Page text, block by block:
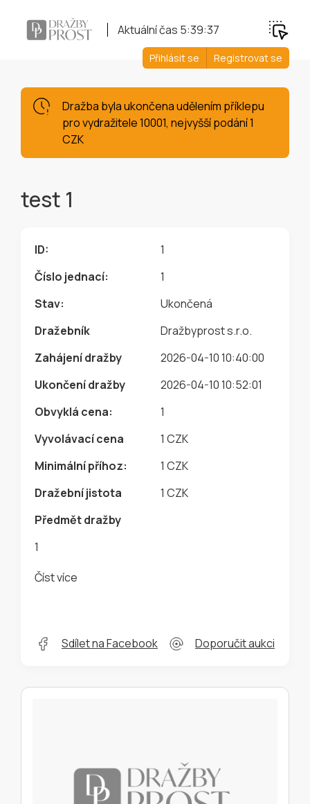
Aktuální čas 5:39:37
Přihlásit se Registrovat se
Dražba byla ukončena udělením příklepu
pro vydražitele 10001, nejvyšší podání 1
CZK
test 1
ID:
1
Číslo jednací:
1
Stav:
Ukončená
Dražebník
Dražbyprost s.r.o.
Zahájení dražby
2026-04-10 10:40:00
Ukončení dražby
2026-04-10 10:52:01
Obvyklá cena:
1
Vyvolávací cena
1 CZK
Minimální příhoz:
1 CZK
Dražební jistota
1 CZK
Předmět dražby
1
Číst více
Sdílet na Facebook Doporučit aukci